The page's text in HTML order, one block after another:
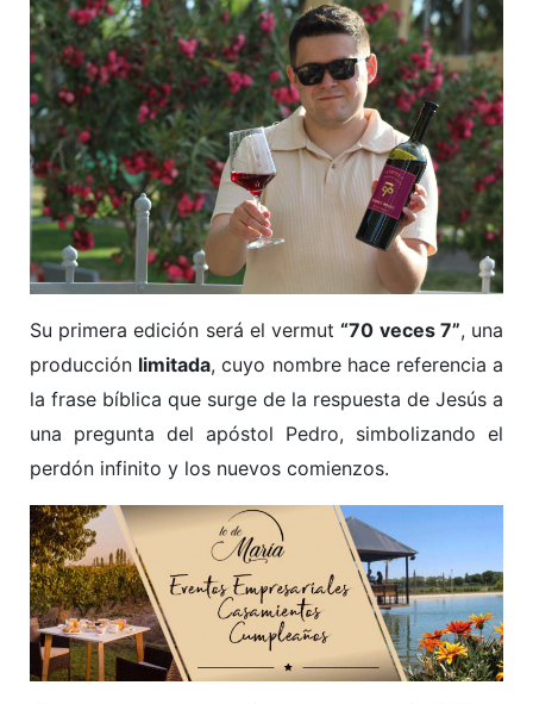
Su primera edición será el vermut“70 veces 7”, una
producción limitada, cuyo nombre hace referencia a
la frase bíblica que surge de la respuesta de Jesús a
una pregunta del apóstol Pedro, simbolizando el
perdón infinito y los nuevos comienzos.